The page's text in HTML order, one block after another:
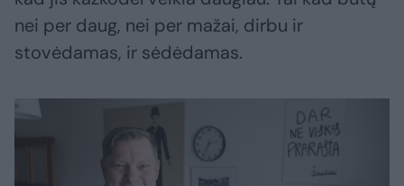
nei per daug, nei per mažai, dirbu ir
stovėdamas, ir sėdėdamas.